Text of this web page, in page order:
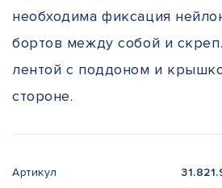
необходима фиксация
бортов между собой и
лентой с поддоном и
стороне.
Артикул